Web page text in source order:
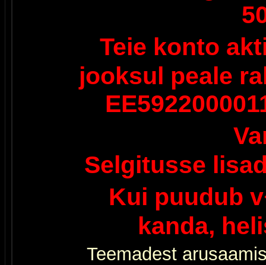
Teie konto
jooksul peale
Selgitusse
Kui puudub
kanda,
Teemadest